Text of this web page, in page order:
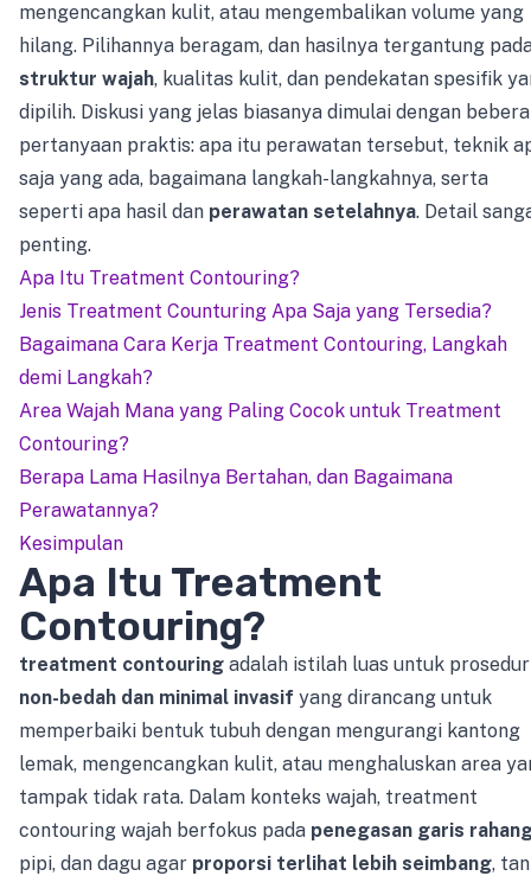
mengencangkan kulit, atau mengembalikan volume yang
hilang. Pilihannya beragam, dan hasilnya tergantung
struktur wajah, kualitas kulit, dan pendekatan spesifik
dipilih. Diskusi yang jelas biasanya dimulai dengan
pertanyaan praktis: apa itu perawatan tersebut, teknik
saja yang ada, bagaimana langkah-langkahnya, serta
seperti apa hasil dan perawatan setelahnya. Detail
penting.
Apa Itu Treatment Contouring?
Jenis Treatment Counturing Apa Saja yang Tersedia?
Bagaimana Cara Kerja Treatment Contouring, Langkah
demi Langkah?
Area Wajah Mana yang Paling Cocok untuk Treatment
Contouring?
Berapa Lama Hasilnya Bertahan, dan Bagaimana
Perawatannya?
Kesimpulan
Apa Itu Treatment
Contouring?
treatment contouring adalah istilah luas untuk prosedur
non-bedah dan minimal invasif yang dirancang untuk
memperbaiki bentuk tubuh dengan mengurangi kantong
lemak, mengencangkan kulit, atau menghaluskan area
tampak tidak rata. Dalam konteks wajah, treatment
contouring wajah berfokus pada penegasan garis
pipi, dan dagu agar proporsi terlihat lebih seimbang,